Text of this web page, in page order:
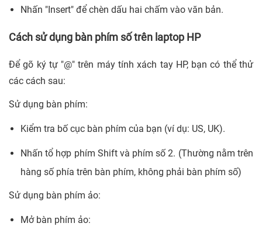
Nhấn "Insert" để chèn dấu hai chấm vào văn bản.
Cách sử dụng bàn phím số trên laptop HP
Để gõ ký tự "@" trên máy tính xách tay HP, bạn có thể thử
các cách sau:
Sử dụng bàn phím:
Kiểm tra bố cục bàn phím của bạn (ví dụ: US, UK).
Nhấn tổ hợp phím Shift và phím số 2. (Thường nằm trên
hàng số phía trên bàn phím, không phải bàn phím số)
Sử dụng bàn phím ảo:
Mở bàn phím ảo: